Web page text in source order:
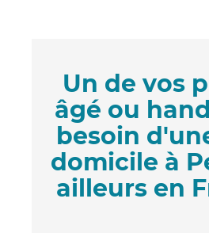
Un de vos
âgé ou
besoin
domicile à
ailleurs en